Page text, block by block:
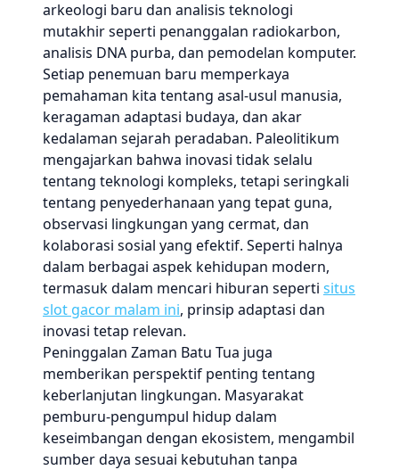
arkeologi baru dan analisis teknologi
mutakhir seperti penanggalan radiokarbon,
analisis DNA purba, dan pemodelan komputer.
Setiap penemuan baru memperkaya
pemahaman kita tentang asal-usul manusia,
keragaman adaptasi budaya, dan akar
kedalaman sejarah peradaban. Paleolitikum
mengajarkan bahwa inovasi tidak selalu
tentang teknologi kompleks, tetapi seringkali
tentang penyederhanaan yang tepat guna,
observasi lingkungan yang cermat, dan
kolaborasi sosial yang efektif. Seperti halnya
dalam berbagai aspek kehidupan modern,
termasuk dalam mencari hiburan seperti situs
slot gacor malam ini, prinsip adaptasi dan
inovasi tetap relevan.
Peninggalan Zaman Batu Tua juga
memberikan perspektif penting tentang
keberlanjutan lingkungan. Masyarakat
pemburu-pengumpul hidup dalam
keseimbangan dengan ekosistem, mengambil
sumber daya sesuai kebutuhan tanpa